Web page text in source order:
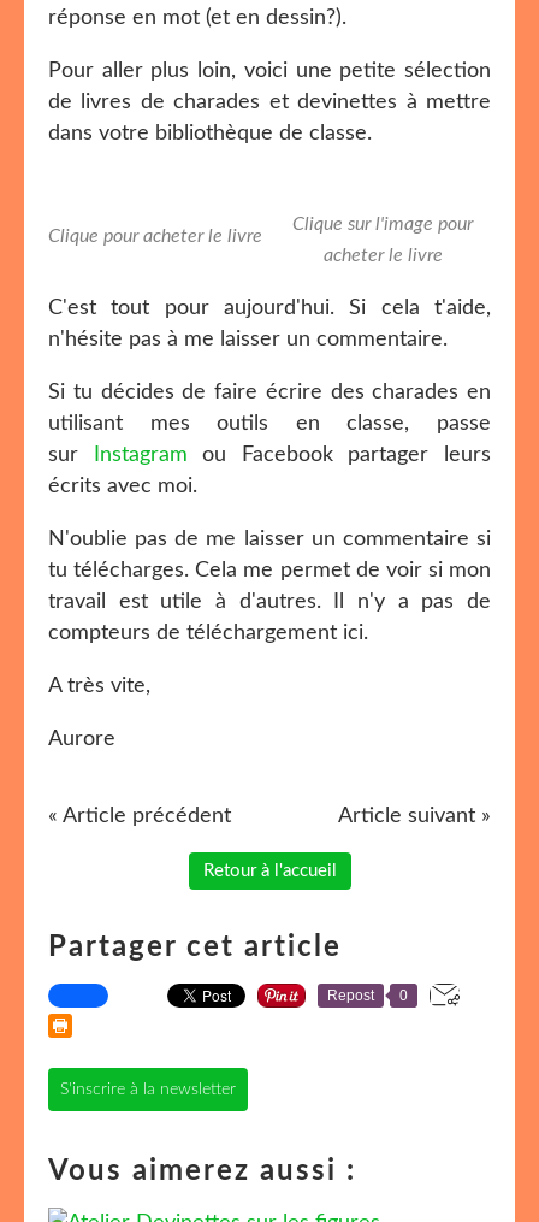
réponse en mot (et en dessin?).
Pour aller plus loin, voici une petite sélection
de livres de charades et devinettes à mettre
dans votre bibliothèque de classe.
Clique pour acheter le livre
Clique sur l'image pour
acheter le livre
C'est tout pour aujourd'hui. Si cela t'aide,
n'hésite pas à me laisser un commentaire.
Si tu décides de faire écrire des charades en
utilisant mes outils en classe, passe
sur
Instagram ou Facebook partager leurs
écrits avec moi.
N'oublie pas de me laisser un commentaire si
tu télécharges. Cela me permet de voir si mon
travail est utile à d'autres. Il n'y a pas de
compteurs de téléchargement ici.
A très vite,
Aurore
« Article précédent Article suivant »
Retour à l'accueil
Partager cet article
Repost 0
S'inscrire à la newsletter
Vous aimerez aussi :